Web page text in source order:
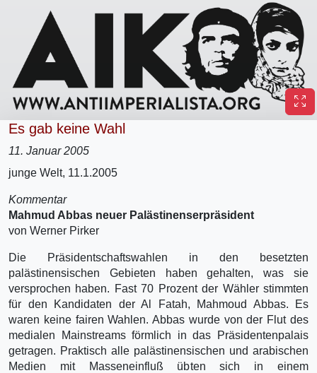
Es gab keine Wahl
11. Januar 2005
junge Welt, 11.1.2005
Kommentar
Mahmud Abbas neuer Palästinenserpräsident
von Werner Pirker
Die Präsidentschaftswahlen in den besetzten
palästinensischen Gebieten haben gehalten, was sie
versprochen haben. Fast 70 Prozent der Wähler stimmten
für den Kandidaten der Al Fatah, Mahmoud Abbas. Es
waren keine fairen Wahlen. Abbas wurde von der Flut des
medialen Mainstreams förmlich in das Präsidentenpalais
getragen. Praktisch alle palästinensischen und arabischen
Medien mit Masseneinfluß übten sich in einem